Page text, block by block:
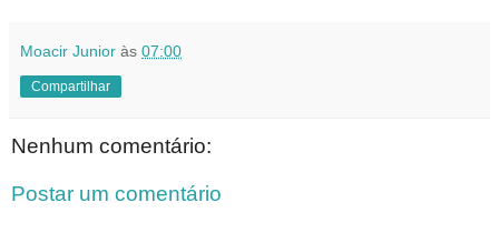
Moacir Junior às 07:00
Compartilhar
Nenhum comentário:
Postar um comentário